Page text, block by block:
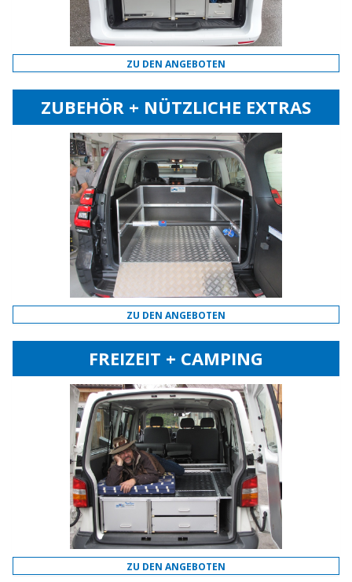
ZU DEN ANGEBOTEN
ZUBEHÖR + NÜTZLICHE EXTRAS
ZU DEN ANGEBOTEN
FREIZEIT + CAMPING
ZU DEN ANGEBOTEN